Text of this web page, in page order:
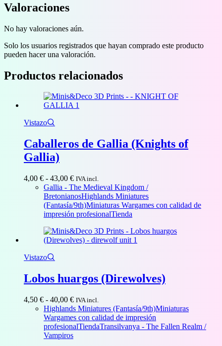
Valoraciones
No hay valoraciones aún.
Solo los usuarios registrados que hayan comprado este producto
pueden hacer una valoración.
Productos relacionados
Vistazo
Caballeros de Gallia (Knights of
Gallia)
4,00 € - 43,00 €Rango
de
precios:
desde
4,00 €
43,00 €
IVA incl.
Gallia - The Medieval Kingdom /
BretonianosHighlands Miniatures
(Fantasía/9th)Miniaturas Wargames con calidad de
impresión profesionalTienda
Vistazo
Lobos huargos (Direwolves)
4,50 € - 40,00 €Rango
de
precios:
desde
IVA incl.
Highlands Miniatures (Fantasía/9th)Miniaturas
Wargames con calidad de impresión
profesionalTiendaTransilvanya - The Fallen Realm /
Vampiros